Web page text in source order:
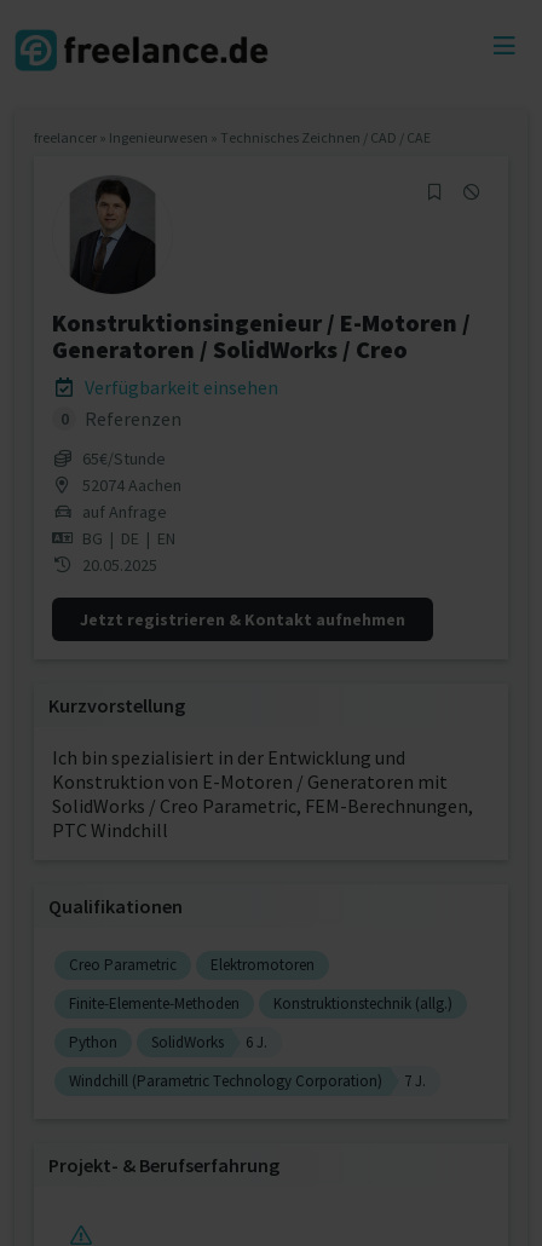
freelancer » Ingenieurwesen » Technisches Zeichnen / CAD / CAE
Konstruktionsingenieur / E-Motoren /
Generatoren / SolidWorks / Creo
Verfügbarkeit einsehen
0 Referenzen
65€/Stunde
52074 Aachen
auf Anfrage
BG | DE | EN
20.05.2025
Jetzt registrieren & Kontakt aufnehmen
Kurzvorstellung
Ich bin spezialisiert in der Entwicklung und
Konstruktion von E-Motoren / Generatoren mit
SolidWorks / Creo Parametric, FEM-Berechnungen,
PTC Windchill
Qualifikationen
Creo Parametric
Elektromotoren
Finite-Elemente-Methoden
Konstruktionstechnik (allg.)
Python
SolidWorks
6 J.
Windchill (Parametric Technology Corporation)
7 J.
Projekt‐ & Berufserfahrung